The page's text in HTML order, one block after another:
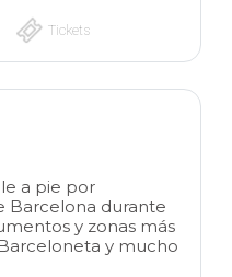
Tickets
a pie por
Barcelona durante
y zonas más
y mucho